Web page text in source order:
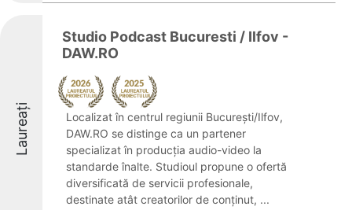
Laureați
Studio Podcast Bucuresti / Ilfov -
DAW.RO
Localizat în centrul regiunii București/Ilfov,
DAW.RO se distinge ca un partener
specializat în producția audio-video la
standarde înalte. Studioul propune o ofertă
diversificată de servicii profesionale,
destinate atât creatorilor de conținut, ...